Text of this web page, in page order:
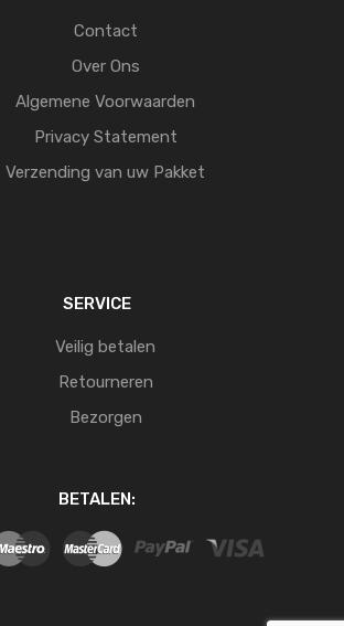
Contact
Over Ons
Algemene Voorwaarden
Privacy Statement
Verzending van uw Pakket
SERVICE
Veilig betalen
Retourneren
Bezorgen
BETALEN: